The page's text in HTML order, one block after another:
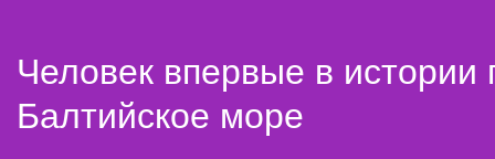
Человек впервые в истории
Балтийское море